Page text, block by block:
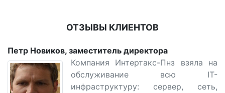
ОТЗЫВЫ КЛИЕНТОВ
Петр Новиков, заместитель директора
Компания Интертакс-Пнз взяла на
обслуживание всю IT-
инфраструктуру: сервер, сеть,